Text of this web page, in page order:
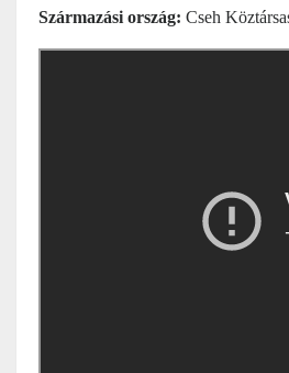
Származási ország: Cseh